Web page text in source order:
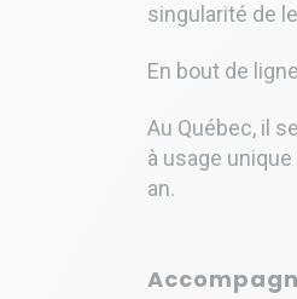
singularité de
En bout de
Au Québec, il
à usage
an.